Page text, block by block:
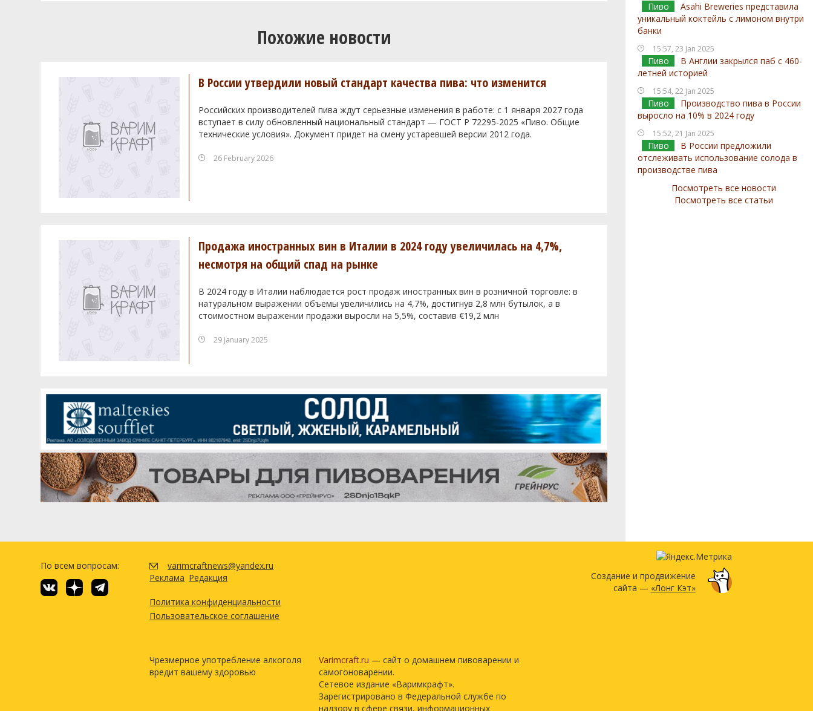
Пиво
Asahi Breweries представила
уникальный коктейль с лимоном внутри
банки
15:57, 23 Jan 2025
Пиво
В Англии закрылся паб с 460-
летней историей
15:54, 22 Jan 2025
Пиво
Производство пива в России
выросло на 10% в 2024 году
15:52, 21 Jan 2025
Пиво
В России предложили
отслеживать использование солода в
производстве пива
Посмотреть все новости
Посмотреть все статьи
Похожие новости
В России утвердили новый стандарт качества пива: что изменится
Российских производителей пива ждут серьезные изменения в работе: с 1 января 2027 года
вступает в силу обновленный национальный стандарт — ГОСТ Р 72295-2025 «Пиво. Общие
технические условия». Документ придет на смену устаревшей версии 2012 года.
26 February 2026
Продажа иностранных вин в Италии в 2024 году увеличилась на 4,7%,
несмотря на общий спад на рынке
В 2024 году в Италии наблюдается рост продаж иностранных вин в розничной торговле: в
натуральном выражении объемы увеличились на 4,7%, достигнув 2,8 млн бутылок, а в
стоимостном выражении продажи выросли на 5,5%, составив €19,2 млн
29 January 2025
По всем вопросам:
varimcraftnews@yandex.ru
Реклама Редакция
Политика конфиденциальности
Пользовательское соглашение
Чрезмерное употребление алкоголя
вредит вашему здоровью
Varimcraft.ru — сайт о домашнем пивоварении и
самогоноварении.
Сетевое издание «Варимкрафт».
Зарегистрировано в Федеральной службе по
надзору в сфере связи, информационных
Создание и продвижение
сайта — «Лонг Кэт»